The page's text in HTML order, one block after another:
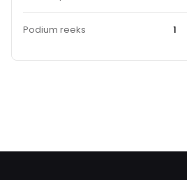
Podium reeks 1